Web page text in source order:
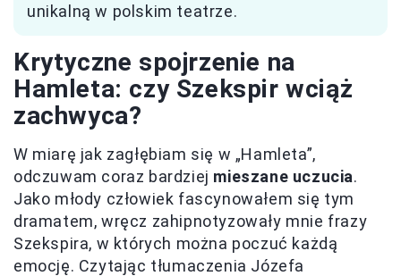
unikalną w polskim teatrze.
Krytyczne spojrzenie na
Hamleta: czy Szekspir wciąż
zachwyca?
W miarę jak zagłębiam się w „Hamleta”,
odczuwam coraz bardziej mieszane uczucia.
Jako młody człowiek fascynowałem się tym
dramatem, wręcz zahipnotyzowały mnie frazy
Szekspira, w których można poczuć każdą
emocję. Czytając tłumaczenia Józefa